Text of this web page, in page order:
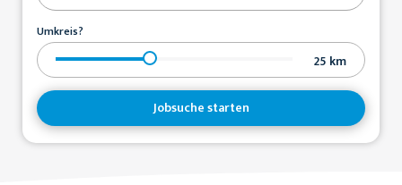
Umkreis?
25 km
Jobsuche starten